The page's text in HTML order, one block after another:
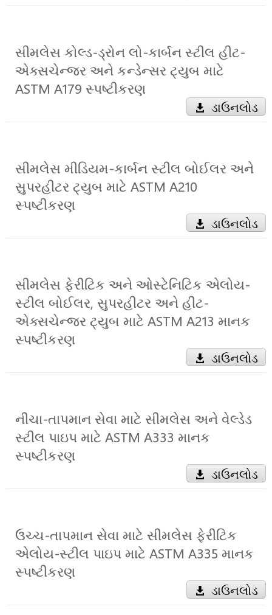
સીમલેસ કોલ્ડ-ડ્રોન લો-કાર્બન સ્ટીલ હીટ-
એક્સચેન્જર અને કન્ડેન્સર ટ્યુબ માટે
ASTM A179 સ્પષ્ટીકરણ
ડાઉનલોડ
સીમલેસ મીડિયમ-કાર્બન સ્ટીલ બોઈલર અને
સુપરહીટર ટ્યુબ માટે ASTM A210
સ્પષ્ટીકરણ
ડાઉનલોડ
સીમલેસ ફેરીટિક અને ઓસ્ટેનિટિક એલોય-
સ્ટીલ બોઈલર, સુપરહીટર અને હીટ-
એક્સચેન્જર ટ્યુબ માટે ASTM A213 માનક
સ્પષ્ટીકરણ
ડાઉનલોડ
નીચા-તાપમાન સેવા માટે સીમલેસ અને વેલ્ડેડ
સ્ટીલ પાઇપ માટે ASTM A333 માનક
સ્પષ્ટીકરણ
ડાઉનલોડ
ઉચ્ચ-તાપમાન સેવા માટે સીમલેસ ફેરીટિક
એલોય-સ્ટીલ પાઇપ માટે ASTM A335 માનક
સ્પષ્ટીકરણ
ડાઉનલોડ